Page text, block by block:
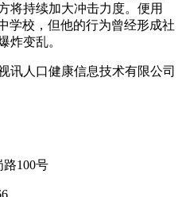
将持续加大冲击力度。便用
学校，但他的行为曾经形成社
炸变乱。
讯人口健康信息技术有限公司
100号